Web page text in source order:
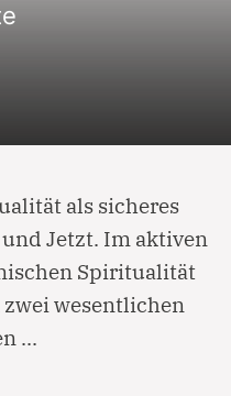
als sicheres
Jetzt. Im aktiven
Spiritualität
wesentlichen
...